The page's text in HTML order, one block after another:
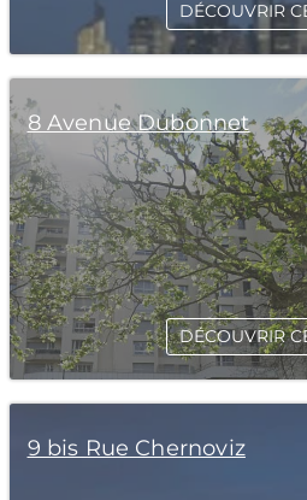
DÉCOUVRIR
8 Avenue Dubonnet
DÉCOUVRIR
9 bis Rue Chernoviz